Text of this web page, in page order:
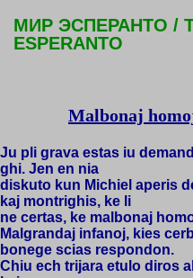
МИР ЭСПЕРАНТО /
ESPERANTO
Malbonaj
Ju pli grava estas iu
ghi. Jen en nia
diskuto kun Michiel aperis
kaj montrighis, ke li
ne certas, ke malbonaj
Malgrandaj infanoj, kies
bonege scias respondon.
Chiu ech trijara etulo diros